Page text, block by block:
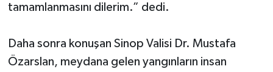
tamamlanmasını dilerim.” dedi.
Daha sonra konuşan Sinop Valisi Dr. Mustafa
Özarslan, meydana gelen yangınların insan